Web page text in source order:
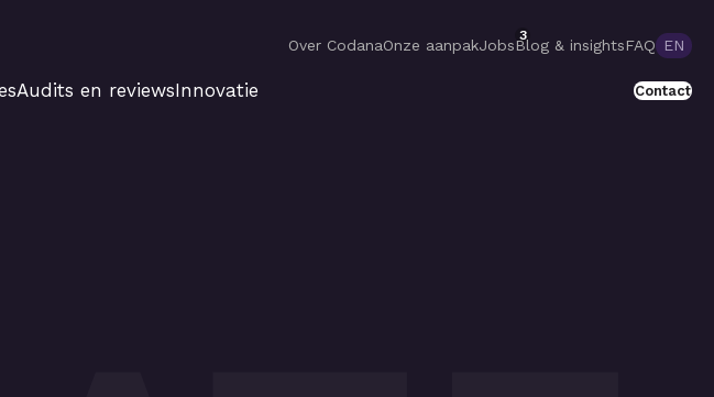
Over CodanaOnze aanpakJobs
3
Blog & insightsFAQ EN
Audits en reviewsInnovatie Contact